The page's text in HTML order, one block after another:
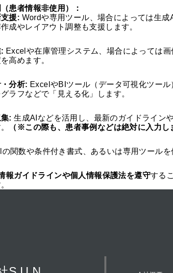
患者情報非使用）：
援: Wordや専用ツール、場合によっては生
成やレイアウト調整も支援します。
Excelや在庫管理システム、場合によっては
高めます。
分析: ExcelやBIツール（データ可視化ツー
ラフなどで「見える化」します。
: 生成AIなどを活用し、最新のガイドライン
（※この際も、患者事例などは絶対に入力し
の関数や条件付き書式、あるいは専用ツール
報ガイドラインや個人情報保護法を遵守する